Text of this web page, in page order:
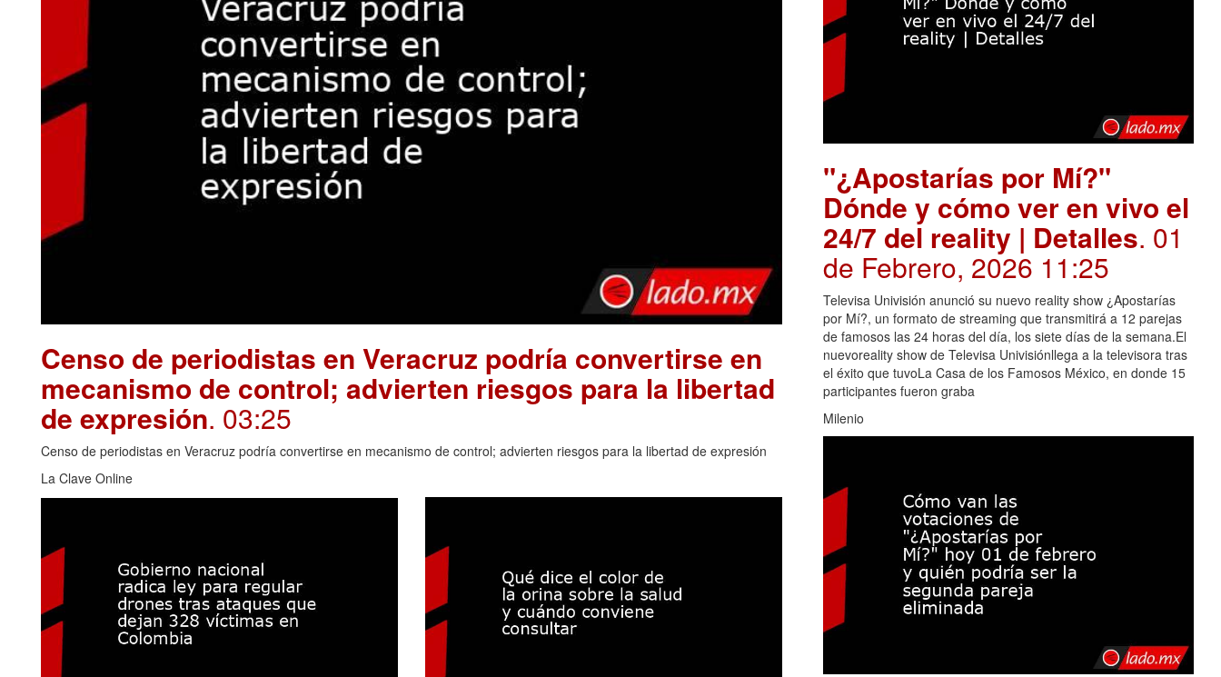
Censo de periodistas en Veracruz podría convertirse en
mecanismo de control; advierten riesgos para la libertad
de expresión. 03:25
Censo de periodistas en Veracruz podría convertirse en mecanismo de control; advierten riesgos para la libertad de expresión
La Clave Online
"¿Apostarías por Mí?"
Dónde y cómo ver en vivo el
24/7 del reality | Detalles. 01
de Febrero, 2026 11:25
Televisa Univisión anunció su nuevo reality show ¿Apostarías
por Mí?, un formato de streaming que transmitirá a 12 parejas
de famosos las 24 horas del día, los siete días de la semana.El
nuevoreality show de Televisa Univisiónllega a la televisora tras
el éxito que tuvoLa Casa de los Famosos México, en donde 15
participantes fueron graba
Milenio